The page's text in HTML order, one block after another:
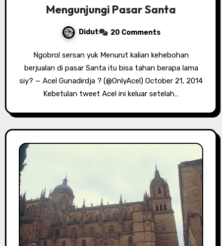
Mengunjungi Pasar Santa
Didut 20 Comments
Ngobrol sersan yuk Menurut kalian kehebohan
berjualan di pasar Santa itu bisa tahan berapa lama
siy? — Acel Gunadirdja ? (@OnlyAcel) October 21, 2014
Kebetulan tweet Acel ini keluar setelah…